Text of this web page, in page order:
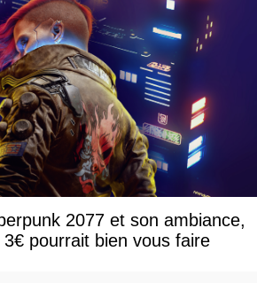
2077 et son ambiance,
pourrait bien vous faire